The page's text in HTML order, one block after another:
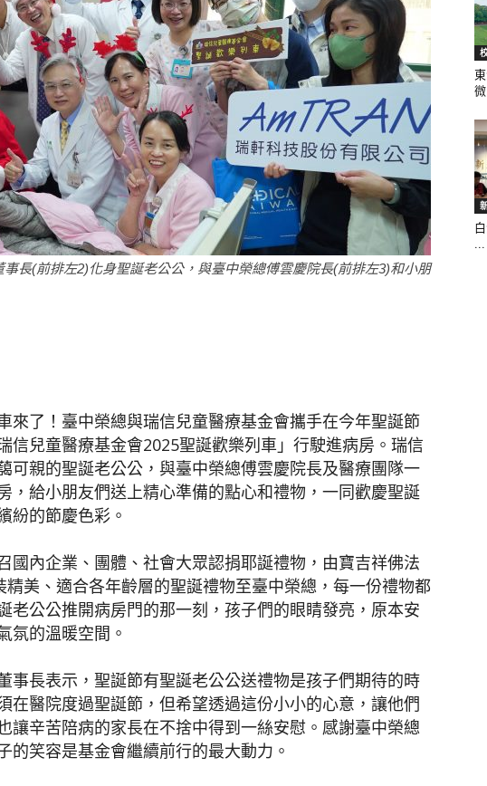
生
活
新
網
長(前排左2)化身聖誕老公公，與臺中榮總傅雲慶院長(前排左3)和小朋
來了！臺中榮總與瑞信兒童醫療基金會攜手在今年聖誕節
信兒童醫療基金會2025聖誕歡樂列車」行駛進病房。瑞信
可親的聖誕老公公，與臺中榮總傅雲慶院長及醫療團隊一
，給小朋友們送上精心準備的點心和禮物，一同歡慶聖誕
紛的節慶色彩。
國內企業、團體、社會大眾認捐耶誕禮物，由寶吉祥佛法
美、適合各年齡層的聖誕禮物至臺中榮總，每一份禮物都
老公公推開病房門的那一刻，孩子們的眼睛發亮，原本安
氛的溫暖空間。
事長表示，聖誕節有聖誕老公公送禮物是孩子們期待的時
在醫院度過聖誕節，但希望透過這份小小的心意，讓他們
讓辛苦陪病的家長在不捨中得到一絲安慰。感謝臺中榮總
的笑容是基金會繼續前行的最大動力。
...